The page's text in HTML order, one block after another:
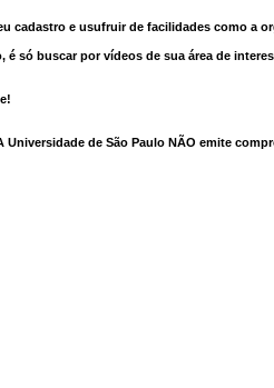
cadastro e usufruir de facilidades como a
é só buscar por vídeos de sua área de
Universidade de São Paulo NÃO emite